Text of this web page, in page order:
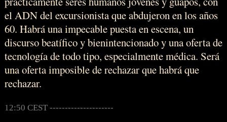
el ADN del excursionista que abdujeron en los años
60. Habrá una impecable puesta en escena, un
discurso beatífico y bienintencionado y una oferta de
tecnología de todo tipo, especialmente médica. Será
una oferta imposible de rechazar que habrá que
rechazar.
12:50 CEST ---------------------